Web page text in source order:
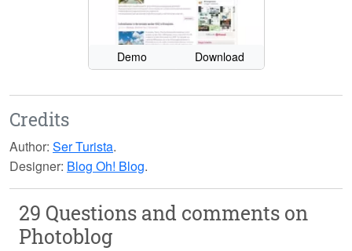
Demo Download
Credits
Author: Ser Turista.
Designer: Blog Oh! Blog.
29 Questions and comments on
Photoblog